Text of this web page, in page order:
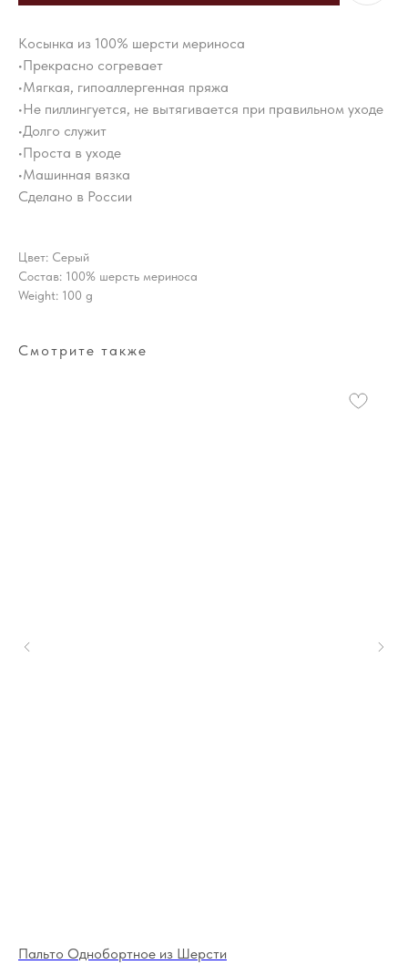
Косынка из 100% шерсти мериноса
•Прекрасно согревает
•Мягкая, гипоаллергенная пряжа
•Не пиллингуется, не вытягивается при правильном уходе
•Долго служит
•Проста в уходе
•Машинная вязка
Сделано в России
Цвет: Серый
Состав: 100% шерсть мериноса
Weight: 100 g
Смотрите также
Пальто Однобортное из Шерсти